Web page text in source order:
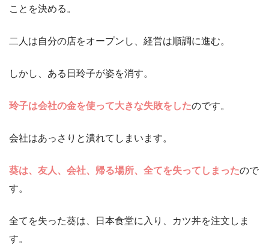
ことを決める。
二人は自分の店をオープンし、経営は順調に進む。
しかし、ある日玲子が姿を消す。
玲子は会社の金を使って大きな失敗をしたのです。
会社はあっさりと潰れてしまいます。
葵は、友人、会社、帰る場所、全てを失ってしまったので
す。
全てを失った葵は、日本食堂に入り、カツ丼を注文しま
す。